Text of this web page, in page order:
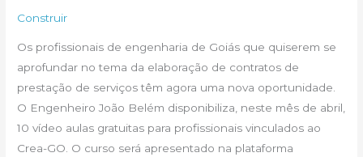
Construir
Os profissionais de engenharia de Goiás que quiserem se
aprofundar no tema da elaboração de contratos de
prestação de serviços têm agora uma nova oportunidade.
O Engenheiro João Belém disponibiliza, neste mês de abril,
10 vídeo aulas gratuitas para profissionais vinculados ao
Crea-GO. O curso será apresentado na plataforma